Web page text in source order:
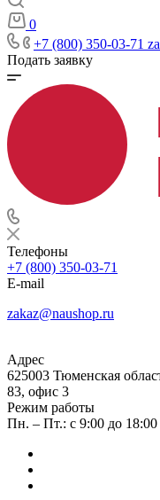
0
+7 (800) 350-03-71
Подать заявку
Телефоны
+7 (800) 350-03-71
E-mail
zakaz@naushop.ru
Адрес
625003 Тюменская
83, офис 3
Режим работы
Пн. – Пт.: с 9:00 до 18:00